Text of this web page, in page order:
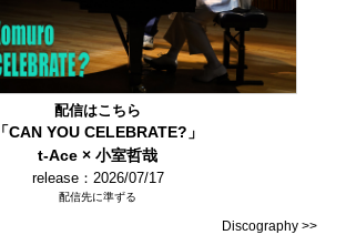
配信はこちら
「CAN YOU CELEBRATE?」
t-Ace × 小室哲哉
release：2026/07/17
配信先に準ずる
Discography >>